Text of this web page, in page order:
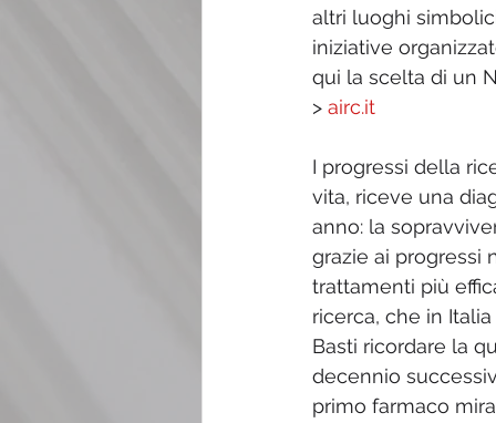
altri luoghi
iniziative
qui la scelta di un
> airc.it
I progressi della
vita, riceve una
anno: la
grazie ai progressi
trattamenti più
ricerca, che in
Basti ricordare la
decennio
primo farmaco